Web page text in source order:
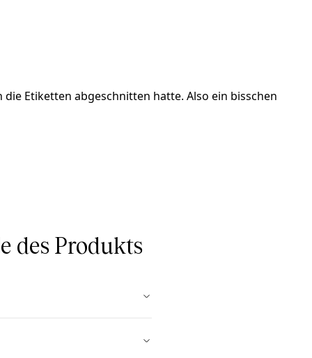
Etiketten abgeschnitten hatte. Also ein bisschen
des Produkts